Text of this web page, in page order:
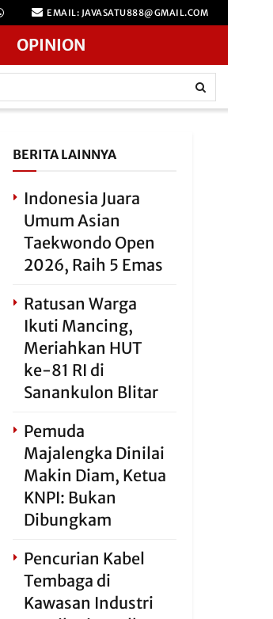
EMAIL: JAVASATU888@GMAIL.COM
OPINION
BERITA LAINNYA
Indonesia Juara
Umum Asian
Taekwondo Open
2026, Raih 5 Emas
Ratusan Warga
Ikuti Mancing,
Meriahkan HUT
ke-81 RI di
Sanankulon Blitar
Pemuda
Majalengka Dinilai
Makin Diam, Ketua
KNPI: Bukan
Dibungkam
Pencurian Kabel
Tembaga di
Kawasan Industri